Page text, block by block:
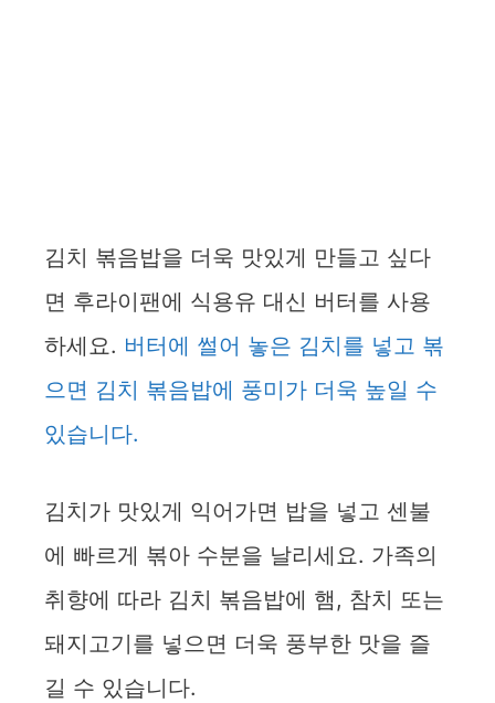
김치 볶음밥을 더욱 맛있게 만들고 싶다
면 후라이팬에 식용유 대신 버터를 사용
하세요. 버터에 썰어 놓은 김치를 넣고 볶
으면 김치 볶음밥에 풍미가 더욱 높일 수
있습니다.
김치가 맛있게 익어가면 밥을 넣고 센불
에 빠르게 볶아 수분을 날리세요. 가족의
취향에 따라 김치 볶음밥에 햄, 참치 또는
돼지고기를 넣으면 더욱 풍부한 맛을 즐
길 수 있습니다.